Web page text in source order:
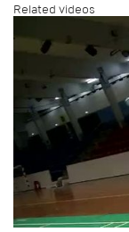
Related videos